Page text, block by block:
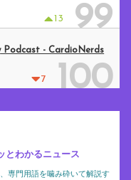
13 99
7 100
Podcast - CardioNerds
とわかるニュース
専門用語を噛み砕いて解説す